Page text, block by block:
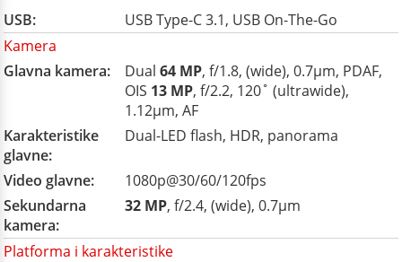
USB:
USB Type-C 3.1, USB On-The-Go
Kamera
Glavna kamera:
Dual 64 MP, f/1.8, (wide), 0.7µm, PDAF,
OIS 13 MP, f/2.2, 120˚ (ultrawide),
1.12µm, AF
Karakteristike
glavne:
Dual-LED flash, HDR, panorama
Video glavne:
1080p@30/60/120fps
Sekundarna
kamera:
32 MP, f/2.4, (wide), 0.7µm
Platforma i karakteristike